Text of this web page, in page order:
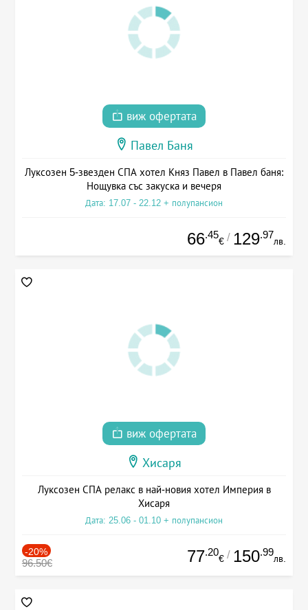
виж офертата
Павел Баня
Луксозен 5-звезден СПА хотел Княз Павел в Павел баня:
Нощувка със закуска и вечеря
Дата: 17.07 - 22.12 + полупансион
66.45
€ / 129.97
лв.
виж офертата
Хисаря
Луксозен СПА релакс в най-новия хотел Империя в
Хисаря
Дата: 25.06 - 01.10 + полупансион
-20%
96.50€ 77.20
€ / 150.99
лв.